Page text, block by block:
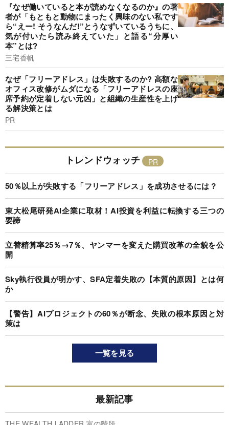
『なぜ働いていると本が読めなくなるのか』の著
者が「もともと動物にまったく興味のない私です
ら“えー! そうなんだ!”とうなずいているうちに、
気が付いたら読み終えていた」と語る“分厚い
本”とは?
三宅香帆
なぜ「フリーアドレス」は失敗するのか? 高額な
オフィス改修がムダになる「フリーアドレスの座
席予約が定着しない元凶」と組織の生産性を上げ
る解決策とは
PR
トレンドウォッチ
50％以上が失敗する「フリーアドレス」を成功させるには？
東大松尾研発AI企業に取材！AI投資を利益に転換する三つの
要諦
立替精算率25％→7％、ヤンマーを変えた購買改革の全貌を公
開
Sky執行役員が明かす、SFA定着失敗の【本質的原因】とは何
か
【警告】AIプロジェクトの60％が断念、失敗の根本原因と対
策は
一覧を見る
最新記事